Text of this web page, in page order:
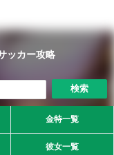
ッカー攻略
検索
金特一覧
彼女一覧